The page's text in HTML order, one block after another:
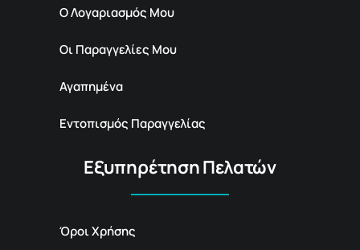
Ο Λογαριασμός Μου
Οι Παραγγελίες Μου
Αγαπημένα
Εντοπισμός Παραγγελίας
Εξυπηρέτηση Πελατών
Όροι Χρήσης